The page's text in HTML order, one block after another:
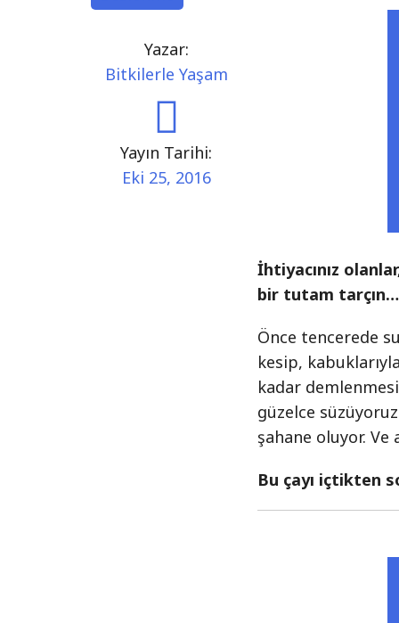
Yazar:
Bitkilerle Yaşam
Yayın Tarihi:
Eki 25, 2016
İhtiyacınız
bir tutam tarçın…
Önce tencerede
kesip,
kadar
güzelce
şahane oluyor.
Bu çayı içtikten